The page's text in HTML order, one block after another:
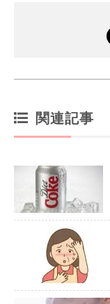
関連記事